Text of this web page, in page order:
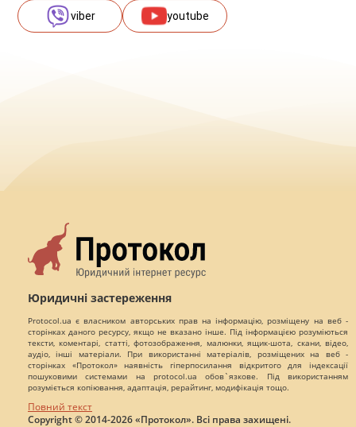
viber youtube
Юридичні застереження
Protocol.ua є власником авторських прав на інформацію, розміщену на веб -
сторінках даного ресурсу, якщо не вказано інше. Під інформацією розуміються
тексти, коментарі, статті, фотозображення, малюнки, ящик-шота, скани, відео,
аудіо, інші матеріали. При використанні матеріалів, розміщених на веб -
сторінках «Протокол» наявність гіперпосилання відкритого для індексації
пошуковими системами на protocol.ua обов`язкове. Під використанням
розуміється копіювання, адаптація, рерайтинг, модифікація тощо.
Повний текст
Copyright © 2014-2026 «Протокол». Всі права захищені.